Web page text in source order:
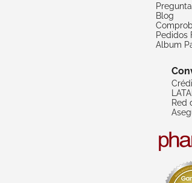
Blog
Pedidos
Album
Red